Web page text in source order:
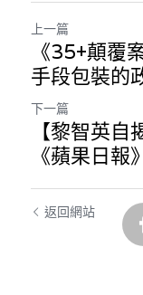
上一篇
《35+顛覆
手段包裝的
下一篇
【黎智英
《蘋果日報
返回網站